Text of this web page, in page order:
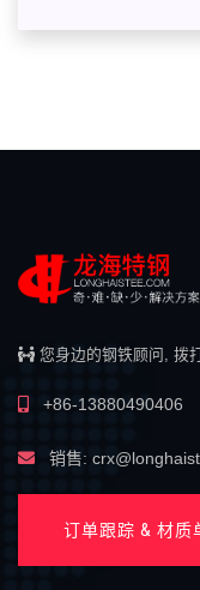
您身边的钢铁顾问, 拨
+86-13880490406
销售:
订单跟踪 & 材质